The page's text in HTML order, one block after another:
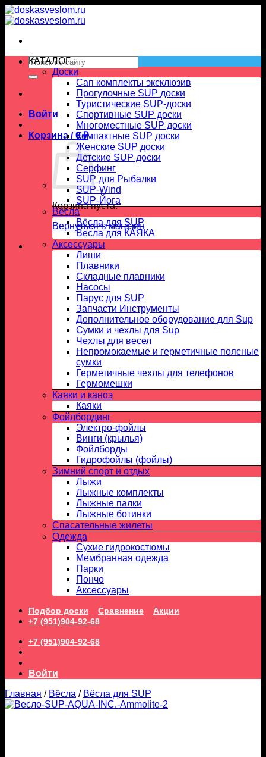
Skip
to
Искать:
Войти
Корзина /0₽
Корзина пуста.
Вернуться в магазин
КАТАЛОГ
Доски
Сап комплекты эксклюзив
Прогулочные SUP доски
Туристические SUP-доски
Спортивные SUP доски
Многоместные SUP доски
Компактные SUP доски
Женские SUP доски
Детские SUP доски
Серфинг
SUP для Рыбалки
SUP-Wind
SUP-Йога
Вёсла
Вёсла для SUP
Весла для КАЯКА
Аксессуары
Лиши
Плавники
Складные плавники
Насосы
Парус для SUP
Запчасти Инструменты
Дополнительное оборудование для Sup
Сумки и чехлы для Sup
Чехлы для весел
Непромокаемые и герметичные поясные
сумки
Герметичные чехлы для телефонов
Гермомешки
Каяки и каноэ
Каяки
Фойлбординг
Электро-фойлы
Винги (крылья)
Фойлборды
Гидрофойлы (фойлы)
Зимний спорт и отдых
Лыжи
Лыжные комплекты
Лыжные палки
Лыжные ботинки
Спасательные жилеты
Одежда
Сухие гидрокостюмы
Мембранная одежда
Парки
Пончо
Аксессуары
Подбор доски Сравнение
Акции
+7 (951)904-92-68
+7 (951)904-92-68
Войти
Главная / Вёсла / Вёсла для SUP